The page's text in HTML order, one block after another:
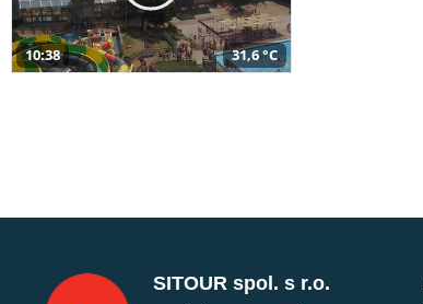
10:38 31,6 °C
SITOUR spol. s r.o.